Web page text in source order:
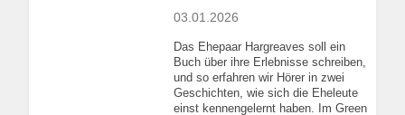
03.01.2026
Das Ehepaar Hargreaves soll ein
Buch über ihre Erlebnisse schreiben,
und so erfahren wir Hörer in zwei
Geschichten, wie sich die Eheleute
einst kennengelernt haben. Im Green